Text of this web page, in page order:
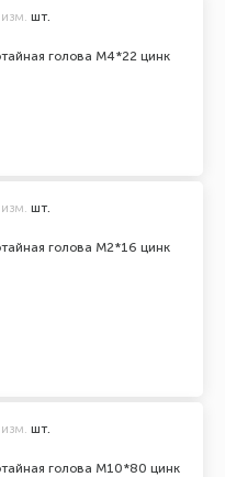
голова М4*22 цинк
шт.
голова М2*16 цинк
шт.
голова М10*80 цинк
шт.